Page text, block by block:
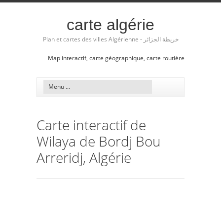
carte algérie
Plan et cartes des villes Algérienne - خريطة الجزائر
Map interactif, carte géographique, carte routière
Carte interactif de
Wilaya de Bordj Bou
Arreridj, Algérie